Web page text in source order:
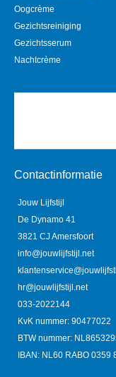
Oogcrème
Gezichtsreiniging
Gezichtsserum
Nachtcrème
Contactinformatie
Jouw Lijfstijl
De Dynamo 41
3821 CJ Amersfoort
info@jouwlijfstijl.net
hr@jouwlijfstijl.net
033-2022144
KvK nummer: 90477022
BTW nummer:
IBAN: NL60 RABO 0359